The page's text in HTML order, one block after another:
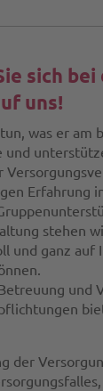
sich
uns!
was er am
und
Erfahrung
stehen
und ganz auf
und
der